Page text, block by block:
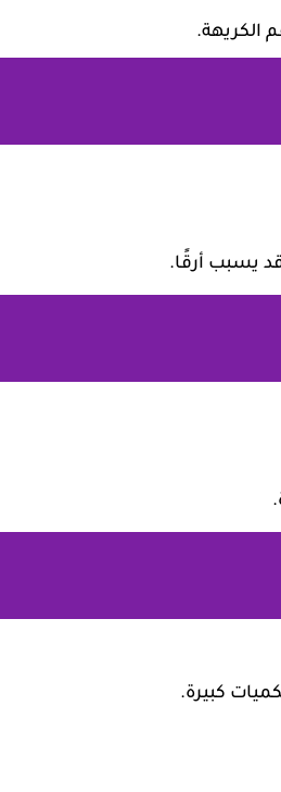
الكريهة.
يسبب أرقًا.
كبيرة.